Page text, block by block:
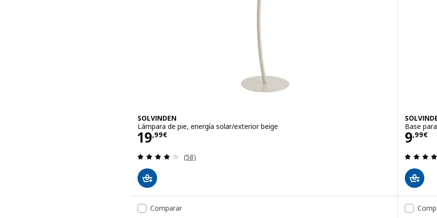
SOLVINDEN
Lámpara de pie, energía solar/exterior beige
19,99€
Precio 19,99€
Revisa: 3.9 de 5 estrellas. Total opiniones:
(58)
Base
9,99€
Comparar